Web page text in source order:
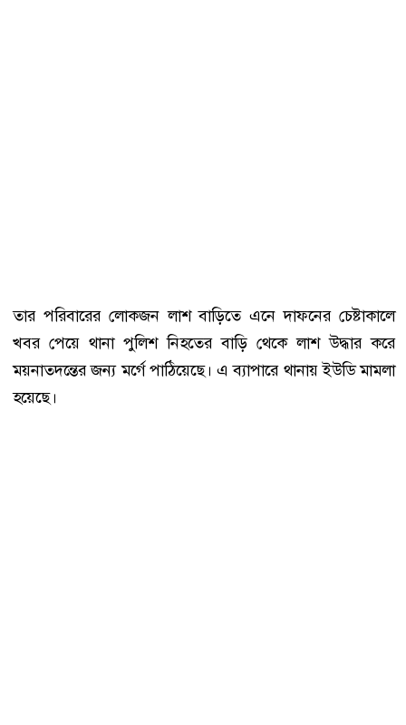
তার পরিবারের লোকজন লাশ বাড়িতে এনে দাফনের চেষ্টাকালে
খবর পেয়ে থানা পুলিশ নিহতের বাড়ি থেকে লাশ উদ্ধার করে
ময়নাতদন্তের জন্য মর্গে পাঠিয়েছে। এ ব্যাপারে থানায় ইউডি মামলা
হয়েছে।